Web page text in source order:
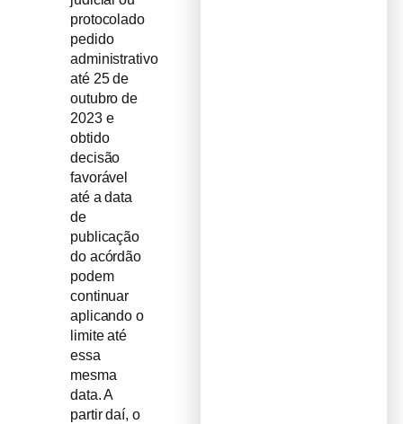
protocolado
pedido
administrativo
até 25 de
outubro de
2023 e
obtido
decisão
favorável
até a data
de
publicação
do acórdão
podem
continuar
aplicando o
limite até
essa
mesma
data. A
partir daí, o